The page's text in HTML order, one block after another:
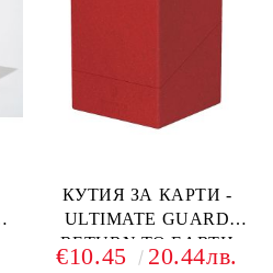
КУТИЯ ЗА КАРТИ -
ULTIMATE GUARD
RETURN TO EARTH
BOULDER DECK CASE
€10.45 20.44лв.